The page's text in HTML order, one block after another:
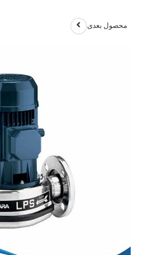
محصول بعدی